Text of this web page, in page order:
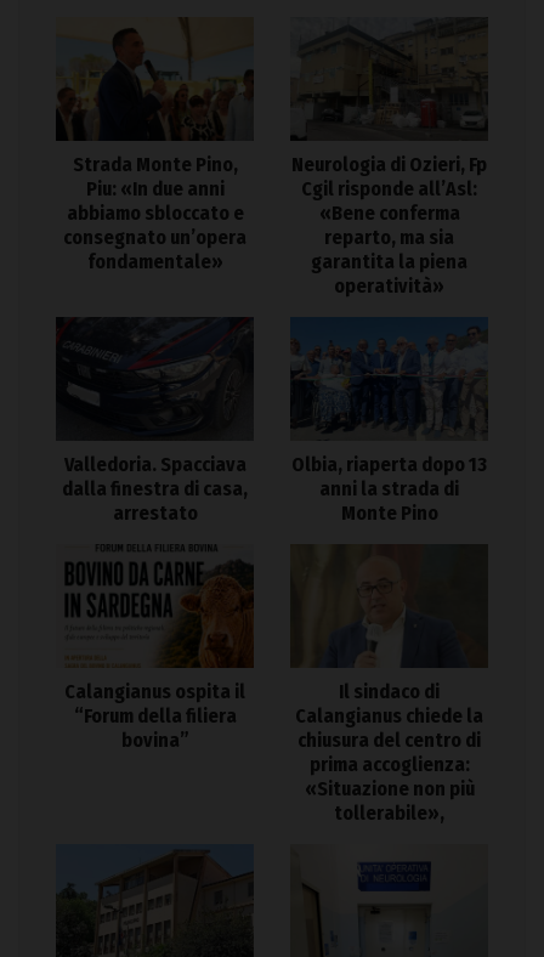
Strada Monte Pino,
Piu: «In due anni
abbiamo sbloccato e
consegnato un’opera
fondamentale»
Neurologia di Ozieri, Fp
Cgil risponde all’Asl:
«Bene conferma
reparto, ma sia
garantita la piena
operatività»
Valledoria. Spacciava
dalla finestra di casa,
arrestato
Olbia, riaperta dopo 13
anni la strada di
Monte Pino
Calangianus ospita il
“Forum della filiera
bovina”
Il sindaco di
Calangianus chiede la
chiusura del centro di
prima accoglienza:
«Situazione non più
tollerabile»,